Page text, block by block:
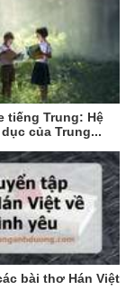
tiếng Trung: Hệ
của Trung...
bài thơ Hán Việt